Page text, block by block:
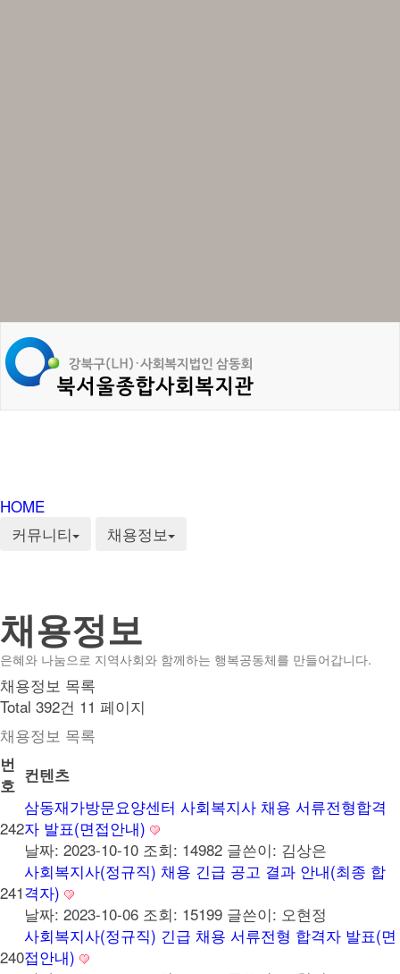
HOME
커뮤니티
채용정보
채용정보
은혜와 나눔으로 지역사회와 함께하는 행복공동체를 만들어갑니다.
채용정보 목록
Total 392건 11 페이지
채용정보 목록
번
호 컨텐츠
242
삼동재가방문요양센터 사회복지사 채용 서류전형합격
자 발표(면접안내)
날짜: 2023-10-10 조회: 14982 글쓴이: 김상은
241
사회복지사(정규직) 채용 긴급 공고 결과 안내(최종 합
격자)
날짜: 2023-10-06 조회: 15199 글쓴이: 오현정
240
사회복지사(정규직) 긴급 채용 서류전형 합격자 발표(면
접안내)